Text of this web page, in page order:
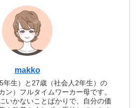
makko
年生）と27歳（社会人2年生）の
ン）フルタイムワーカー母です。
いかないことばかりで、自分の価